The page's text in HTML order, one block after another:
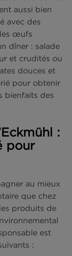
au
?
prêt à
et
plein
en protéines
assurer une
aussi